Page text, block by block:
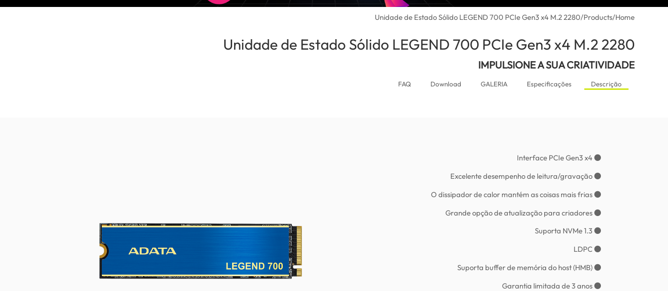
Home
/
Products
/
Unidade de Estado Sólido LEGEND 700 PCIe Gen3 x4 M.2 2280
Unidade de Estado Sólido LEGEND 700 PCIe Gen3 x4 M.2 2280
IMPULSIONE A SUA CRIATIVIDADE
Descrição
Especificações
GALERIA
Download
FAQ
● Interface PCIe Gen3 x4
● Excelente desempenho de leitura/gravação
● O dissipador de calor mantém as coisas mais frias
● Grande opção de atualização para criadores
● Suporta NVMe 1.3
● LDPC
● Suporta buffer de memória do host (HMB)
● Garantia limitada de 3 anos